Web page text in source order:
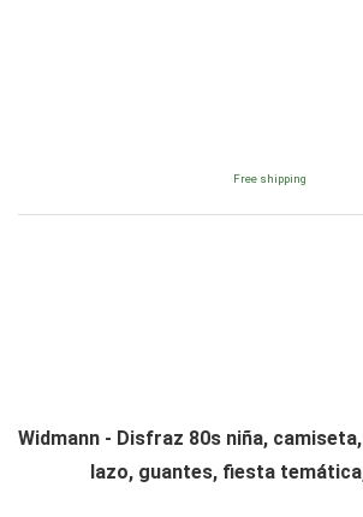
Free shipping
Widmann - Disfraz 80s niña,
lazo, guantes, fiesta